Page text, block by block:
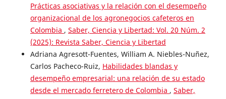
Prácticas asociativas y la relación con el desempeño
organizacional de los agronegocios cafeteros en
Colombia , Saber, Ciencia y Libertad: Vol. 20 Núm. 2
(2025): Revista Saber, Ciencia y Libertad
Adriana Agresott-Fuentes, William A. Niebles-Nuñez,
Carlos Pacheco-Ruiz, Habilidades blandas y
desempeño empresarial: una relación de su estado
desde el mercado ferretero de Colombia , Saber,